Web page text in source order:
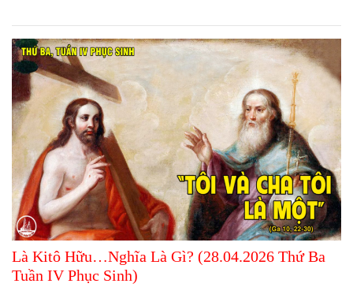
Là Kitô Hữu…Nghĩa Là Gì? (28.04.2026 Thứ Ba
Tuần IV Phục Sinh)